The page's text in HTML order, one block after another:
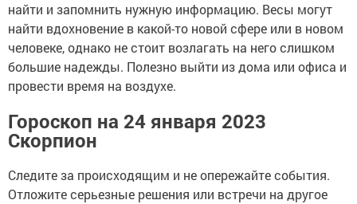
найти и запомнить нужную информацию. Весы могут
найти вдохновение в какой-то новой сфере или в новом
человеке, однако не стоит возлагать на него слишком
большие надежды. Полезно выйти из дома или офиса и
провести время на воздухе.
Гороскоп на 24 января 2023
Скорпион
Следите за происходящим и не опережайте события.
Отложите серьезные решения или встречи на другое